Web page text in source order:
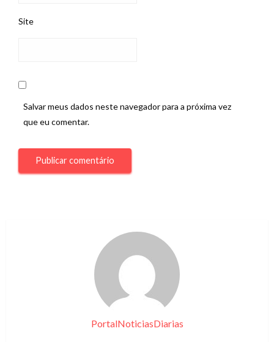
Site
Salvar meus dados neste navegador para a próxima vez
que eu comentar.
PortalNoticiasDiarias